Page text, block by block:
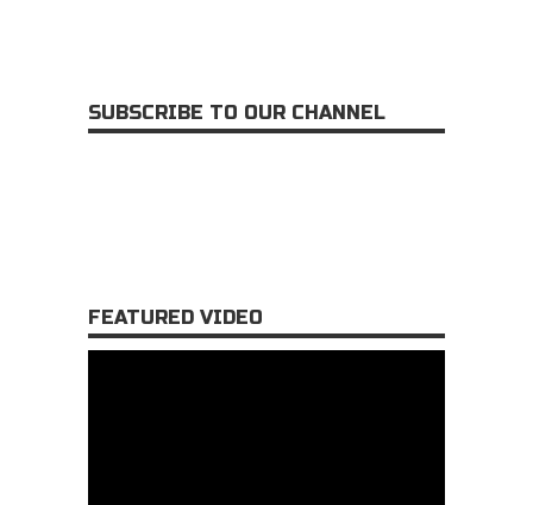
SUBSCRIBE TO OUR CHANNEL
FEATURED VIDEO